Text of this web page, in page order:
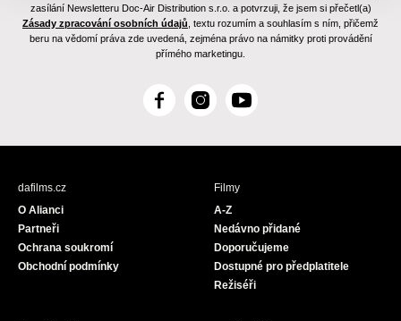
zasílání Newsletteru Doc-Air Distribution s.r.o. a potvrzuji, že jsem si přečetl(a)
Zásady zpracování osobních údajů , textu rozumím a souhlasím s ním, přičemž
beru na vědomí práva zde uvedená, zejména právo na námitky proti provádění
přímého marketingu.
F
c
I
s
Y
u
dafilms.cz
O Alianci
Partneři
Ochrana soukromí
Obchodní podmínky
Filmy
A-Z
Nedávno přidané
Doporučujeme
Dostupné pro předplatitele
Režiséři